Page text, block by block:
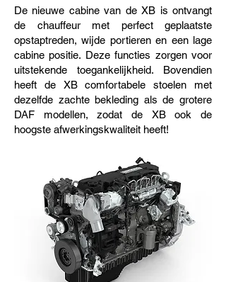
De nieuwe cabine van de XB is ontvangt
de chauffeur met perfect geplaatste
opstaptreden, wijde portieren en een lage
cabine positie. Deze functies zorgen voor
uitstekende toegankelijkheid. Bovendien
heeft de XB comfortabele stoelen met
dezelfde zachte bekleding als de grotere
DAF modellen, zodat de XB ook de
hoogste afwerkingskwaliteit heeft!